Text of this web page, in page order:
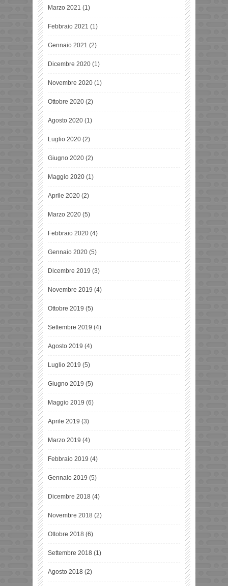
Marzo 2021 (1)
Febbraio 2021 (1)
Gennaio 2021 (2)
Dicembre 2020 (1)
Novembre 2020 (1)
Ottobre 2020 (2)
Agosto 2020 (1)
Luglio 2020 (2)
Giugno 2020 (2)
Maggio 2020 (1)
Aprile 2020 (2)
Marzo 2020 (5)
Febbraio 2020 (4)
Gennaio 2020 (5)
Dicembre 2019 (3)
Novembre 2019 (4)
Ottobre 2019 (5)
Settembre 2019 (4)
Agosto 2019 (4)
Luglio 2019 (5)
Giugno 2019 (5)
Maggio 2019 (6)
Aprile 2019 (3)
Marzo 2019 (4)
Febbraio 2019 (4)
Gennaio 2019 (5)
Dicembre 2018 (4)
Novembre 2018 (2)
Ottobre 2018 (6)
Settembre 2018 (1)
Agosto 2018 (2)